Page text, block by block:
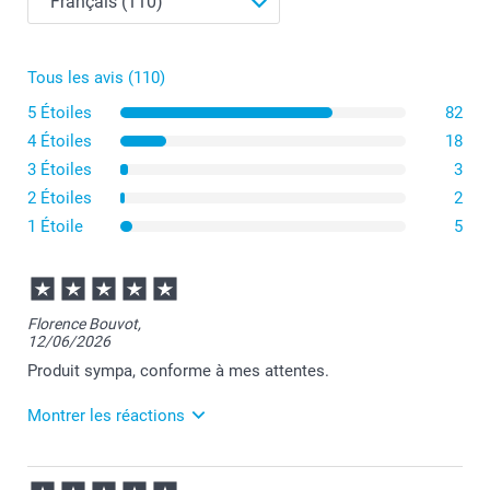
Quel est le format exact + la finition de mes posters
photo Classic ?
Tous les avis (110)
5 Étoiles
82
4 Étoiles
18
3 Étoiles
3
2 Étoiles
2
1 Étoile
5
Florence Bouvot,
12/06/2026
Produit sympa, conforme à mes attentes.
Montrer les réactions
18/06/2026